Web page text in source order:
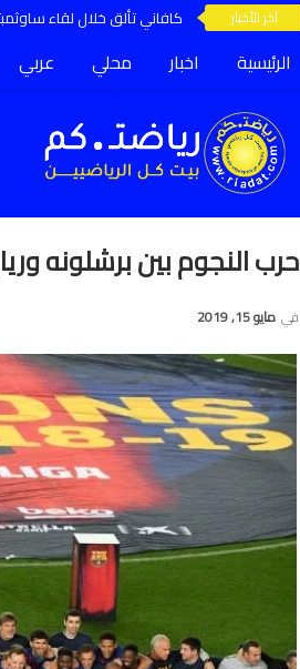
آخر الأخبار كافاني تألق خلال لقاء
الرئيسية اخبار محلي عربي
حرب النجوم بين برشلونه
في مايو 15, 2019